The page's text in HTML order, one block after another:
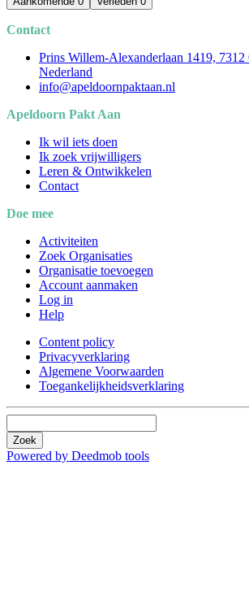
Contact
Prins Willem-Alexanderlaan 1419,
Nederland
info@apeldoornpaktaan.nl
Apeldoorn Pakt Aan
Ik wil iets doen
Ik zoek vrijwilligers
Leren & Ontwikkelen
Contact
Doe mee
Activiteiten
Zoek Organisaties
Organisatie toevoegen
Account aanmaken
Log in
Help
Content policy
Privacyverklaring
Algemene Voorwaarden
Toegankelijkheidsverklaring
Zoek
Powered by Deedmob tools